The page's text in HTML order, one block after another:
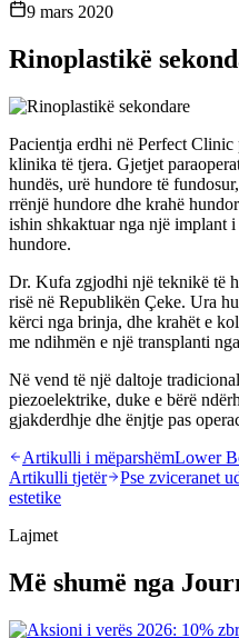
9 mars 2020
Rinoplastikë
Pacientja erdhi në Perfect Clinic
klinika të tjera. Gjetjet
hundës, urë hundore të
rrënjë hundore dhe krahë
ishin shkaktuar nga një implant
hundore.
Dr. Kufa zgjodhi një teknikë të
risë në Republikën Çeke. Ura
kërci nga brinja, dhe krahët e
me ndihmën e një transplanti
Në vend të një daltoje
piezoelektrike, duke e bërë
gjakderdhje dhe ënjtje pas
Artikulli i mëparshëmLower
Artikulli tjetër
Pse zviceranet
estetike
Lajmet
Më shumë nga